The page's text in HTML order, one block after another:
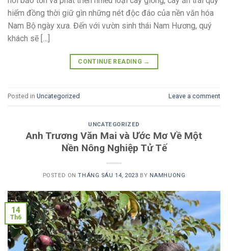
hiểm đồng thời giữ gìn những nét độc đáo của nền văn hóa
Nam Bộ ngày xưa. Đến với vườn sinh thái Nam Hương, quý
khách sẽ […]
CONTINUE READING →
Posted in Uncategorized Leave a comment
UNCATEGORIZED
Anh Trương Văn Mai và Ước Mơ Về Một
Nền Nông Nghiệp Tử Tế
POSTED ONTHÁNG SÁU 14, 2023 BY NAMHUONG
14
Th6